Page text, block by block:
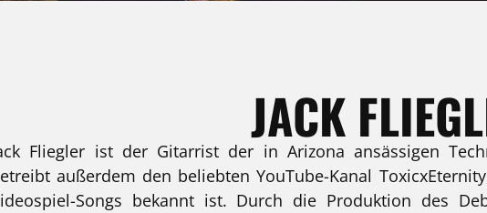
JACK
Fliegler ist der Gitarrist der in Arizona ansässigen
außerdem den beliebten YouTube-Kanal
Songs bekannt ist. Durch die Produktion des